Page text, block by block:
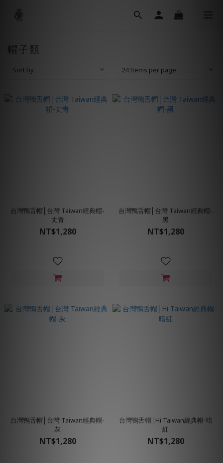
帽子類
Sort by 24 Items per page
台灣鴨舌帽│台灣 Taiwan經典帽-
丈青
NT$1,280
台灣鴨舌帽│台灣 Taiwan經典帽-
黑
NT$1,280
台灣鴨舌帽│台灣 Taiwan經典帽-
灰
NT$1,280
台灣鴨舌帽│Hi Taiwan經典帽-暗
紅
NT$1,280